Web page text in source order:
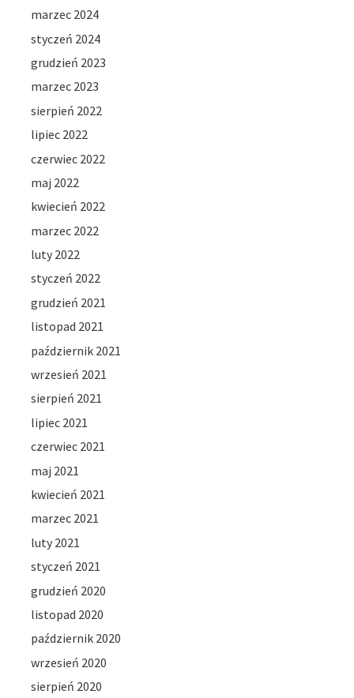
marzec 2024
styczeń 2024
grudzień 2023
marzec 2023
sierpień 2022
lipiec 2022
czerwiec 2022
maj 2022
kwiecień 2022
marzec 2022
luty 2022
styczeń 2022
grudzień 2021
listopad 2021
październik 2021
wrzesień 2021
sierpień 2021
lipiec 2021
czerwiec 2021
maj 2021
kwiecień 2021
marzec 2021
luty 2021
styczeń 2021
grudzień 2020
listopad 2020
październik 2020
wrzesień 2020
sierpień 2020